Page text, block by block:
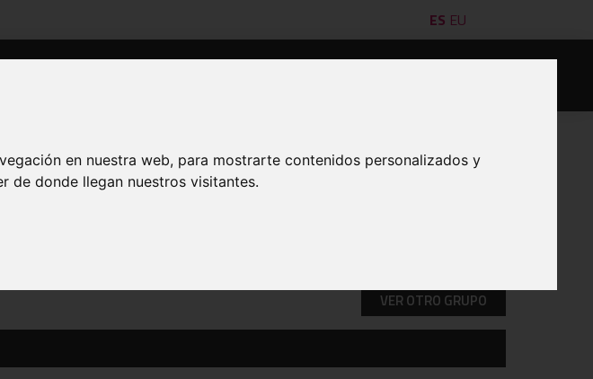
en nuestra web, para mostrarte contenidos personalizados y
de donde llegan nuestros visitantes.
ES EU
VER OTRO GRUPO